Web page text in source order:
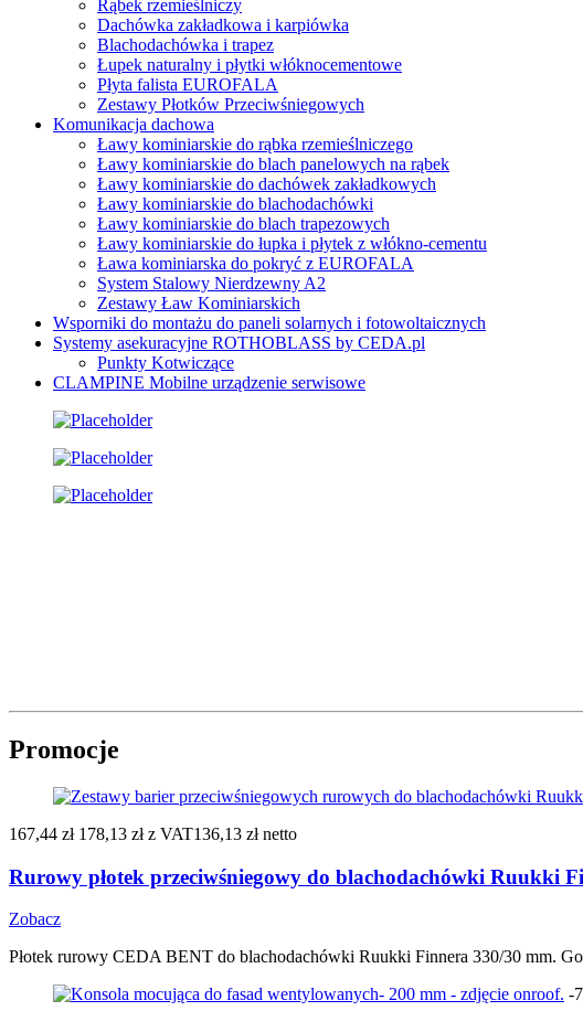
Rąbek rzemieślniczy
Dachówka zakładkowa i karpiówka
Blachodachówka i trapez
Łupek naturalny i płytki włóknocementowe
Płyta falista EUROFALA
Zestawy Płotków Przeciwśniegowych
Komunikacja dachowa
Ławy kominiarskie do rąbka rzemieślniczego
Ławy kominiarskie do blach panelowych na rąbek
Ławy kominiarskie do dachówek zakładkowych
Ławy kominiarskie do blachodachówki
Ławy kominiarskie do blach trapezowych
Ławy kominiarskie do łupka i płytek z włókno-cementu
Ława kominiarska do pokryć z EUROFALA
System Stalowy Nierdzewny A2
Zestawy Ław Kominiarskich
Wsporniki do montażu do paneli solarnych i fotowoltaicznych
Systemy asekuracyjne ROTHOBLASS by CEDA.pl
Punkty Kotwiczące
CLAMPINE Mobilne urządzenie serwisowe
Promocje
167,44 zł 178,13 zł z VAT136,13 zł netto
Rurowy płotek przeciwśniegowy do blachodachówki Ruukki
Zobacz
Płotek rurowy CEDA BENT do blachodachówki Ruukki Finnera 330/30 mm.
-